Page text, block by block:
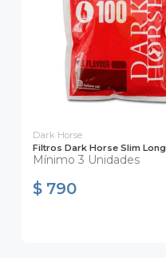
Dark Horse
Filtros Dark Horse Slim Long
Mínimo 3 Unidades
$ 790